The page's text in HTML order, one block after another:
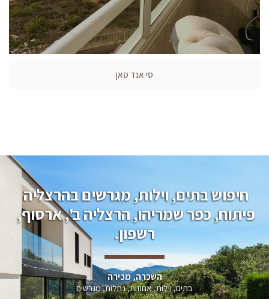
סי אנד סאן
חיפוש בתים, וילות, מגרשים בהרצליה
פיתוח, כפר שמריהו, הרצליה ב', ארסוף,
רשפון.
השכרה, מכירה
בתים, וילות, אחוזות, נחלות, מגרשים